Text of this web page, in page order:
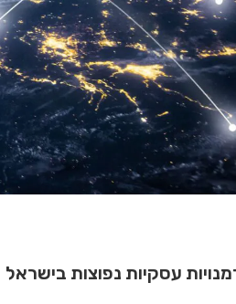
עסקיות נפוצות בישראל